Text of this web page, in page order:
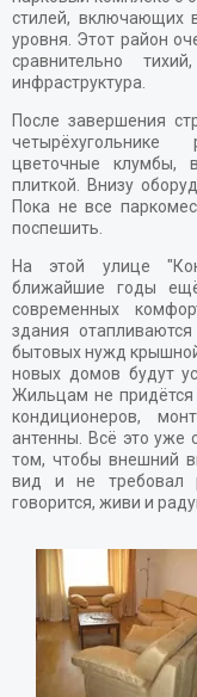
стилей, включающих
уровня. Этот район
сравнительно
инфраструктура.
После завершения
цветочные клумбы,
плиткой. Внизу
Пока не все
поспешить.
На этой улице
ближайшие годы
современных
здания
бытовых нужд
новых домов будут
Жильцам не придётся
кондиционеров,
антенны. Всё это уже
том, чтобы внешний
вид и не требовал
говорится, живи и